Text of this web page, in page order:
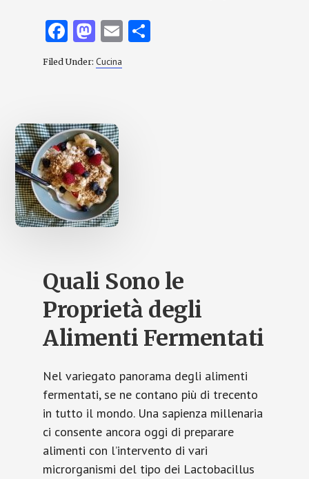
Fa
ce
o
k
M
as
to
o
n
E
Filed Under:Cucina
Quali Sono le
Proprietà degli
Alimenti Fermentati
Nel variegato panorama degli alimenti
fermentati, se ne contano più di trecento
in tutto il mondo. Una sapienza millenaria
ci consente ancora oggi di preparare
alimenti con l’intervento di vari
microrganismi del tipo dei Lactobacillus